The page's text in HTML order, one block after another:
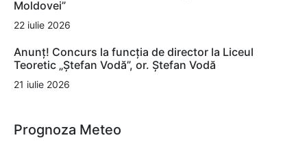
Moldovei”
22 iulie 2026
Anunț! Concurs la funcția de director la Liceul
Teoretic „Ștefan Vodă”, or. Ștefan Vodă
21 iulie 2026
Prognoza Meteo